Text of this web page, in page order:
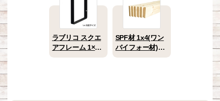
ラブリコ スクエ
アフレーム 1×4
2×4用 1個入
SPF材 1x4(ワン
バイフォー材)
1200mm 1本